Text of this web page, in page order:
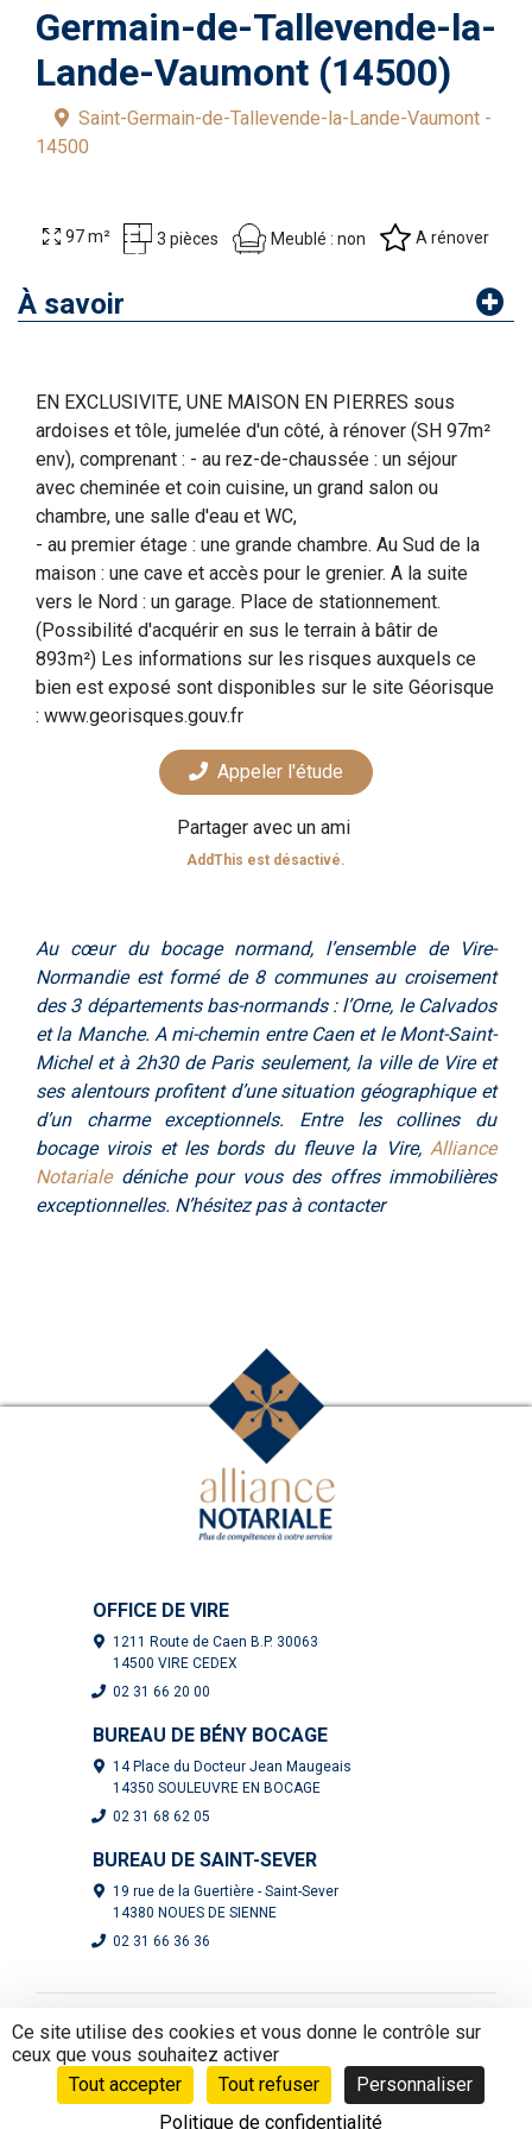
97 m² 3 pièces Meublé : non A rénover
À savoir
EN EXCLUSIVITE, UNE MAISON EN PIERRES sous
ardoises et tôle, jumelée d'un côté, à rénover (SH 97m²
env), comprenant : - au rez-de-chaussée : un séjour
avec cheminée et coin cuisine, un grand salon ou
chambre, une salle d'eau et WC,
- au premier étage : une grande chambre. Au Sud de la
maison : une cave et accès pour le grenier. A la suite
vers le Nord : un garage. Place de stationnement.
(Possibilité d'acquérir en sus le terrain à bâtir de
893m²) Les informations sur les risques auxquels ce
bien est exposé sont disponibles sur le site Géorisque
: www.georisques.gouv.fr
Appeler l'étude
Partager avec un ami
AddThis est désactivé.
Germain-de-Tallevende-la-
Lande-Vaumont (14500)
Saint-Germain-de-Tallevende-la-Lande-Vaumont -
14500
Au cœur du bocage normand, l’ensemble de Vire-
Normandie est formé de 8 communes au croisement
des 3 départements bas-normands : l’Orne, le Calvados
et la Manche. A mi-chemin entre Caen et le Mont-Saint-
Michel et à 2h30 de Paris seulement, la ville de Vire et
ses alentours profitent d’une situation géographique et
d’un charme exceptionnels. Entre les collines du
bocage virois et les bords du fleuve la Vire, Alliance
Notarialedéniche pour vous des offres immobilières
exceptionnelles. N’hésitez pas à contacter
OFFICE DE VIRE
1211 Route de Caen B.P. 30063
14500 VIRE CEDEX
02 31 66 20 00
BUREAU DE BÉNY BOCAGE
14 Place du Docteur Jean Maugeais
14350 SOULEUVRE EN BOCAGE
02 31 68 62 05
BUREAU DE SAINT-SEVER
19 rue de la Guertière - Saint-Sever
14380 NOUES DE SIENNE
02 31 66 36 36
Suivez-nous :
Ce site utilise des cookies et vous donne le contrôle sur
ceux que vous souhaitez activer
Tout accepter
Tout refuser
Personnaliser
Politique de confidentialité